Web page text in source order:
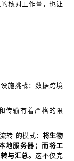
核对工作量，也让
施挑战：数据跨境
传输有着严格的限
转”的模式： 将生物
地服务器；而将工
与汇总。这不仅完